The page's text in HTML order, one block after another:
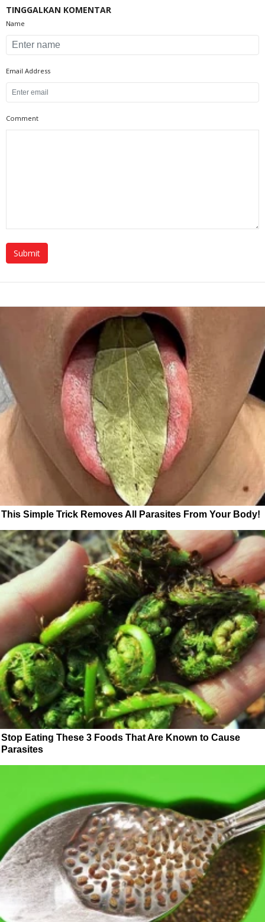
TINGGALKAN KOMENTAR
Name
Email Address
Comment
This Simple Trick Removes All Parasites From Your Body!
Stop Eating These 3 Foods That Are Known to Cause
Parasites